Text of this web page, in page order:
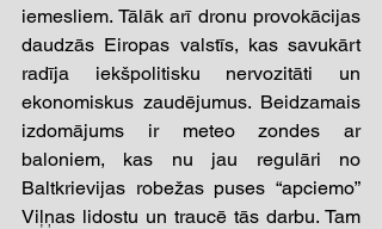
iemesliem. Tālāk arī dronu provokācijas
daudzās Eiropas valstīs, kas savukārt
radīja iekšpolitisku nervozitāti un
ekonomiskus zaudējumus. Beidzamais
izdomājums ir meteo zondes ar
baloniem, kas nu jau regulāri no
Baltkrievijas robežas puses “apciemo”
Viļņas lidostu un traucē tās darbu. Tam